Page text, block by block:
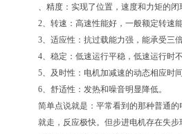
、精度：实现了位置，速度和力矩的
2、转速：高速性能好，一般额定转速
3、适应性：抗过载能力强，能承受三
4、稳定：低速运行平稳，低速运行时
5、及时性：电机加减速的动态相应时
6、舒适性：发热和噪音明显降低。
简单点说就是：平常看到的那种普通
就走，反应极快。但步进电机存在失步